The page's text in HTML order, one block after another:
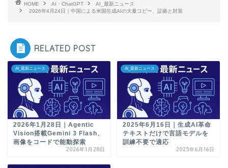
HOME AI・ChatGPT
AI_最新ニュース
2026年4月24日｜中国による米国生成AIの大量コピー、証拠と対策
RELATED POST
AI_最新ニュース
2026年1月28日｜Agentic
Vision搭載Gemini 3 Flash、
画像をコードで能動探索
2026年1月28日
AI_最新ニュース
2025年6月16日｜生成AI革命
テキストだけで言語モデルを
訓練不要で適応
2025年6月16日